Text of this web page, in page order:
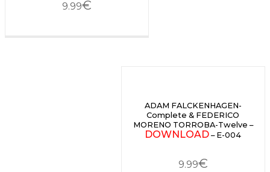
9.99€
ADAM FALCKENHAGEN-
Complete & FEDERICO
MORENO TORROBA-Twelve –
DOWNLOAD – E-004
9.99€